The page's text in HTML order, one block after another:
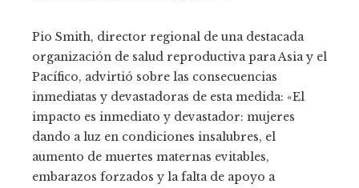
Pio Smith, director regional de una destacada
organización de salud reproductiva para Asia y el
Pacífico, advirtió sobre las consecuencias
inmediatas y devastadoras de esta medida: «El
impacto es inmediato y devastador: mujeres
dando a luz en condiciones insalubres, el
aumento de muertes maternas evitables,
embarazos forzados y la falta de apoyo a